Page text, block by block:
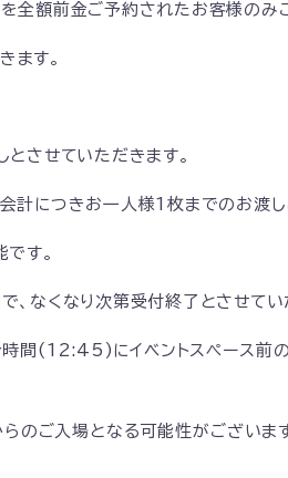
全額前金ご予約されたお客様のみ
ます。
させていただきます。
計につきお一人様1枚までのお渡し
す。
、なくなり次第受付終了とさせてい
間(12:45)にイベントスペース前の
のご入場となる可能性がございま